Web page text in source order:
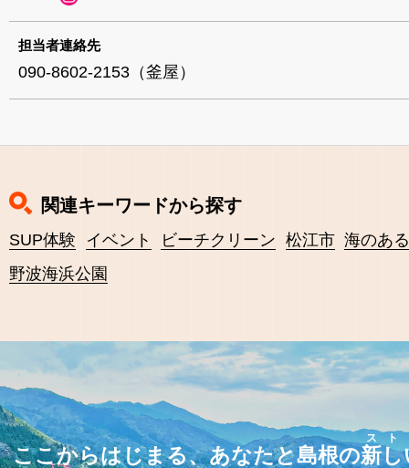
担当者連絡先
090-8602-2153（釜屋）
関連キーワードから探す
SUP体験 イベント ビーチクリーン 松江市 海のあ
野波海浜公園
ここからはじまる、あなたと島根の新し
スト